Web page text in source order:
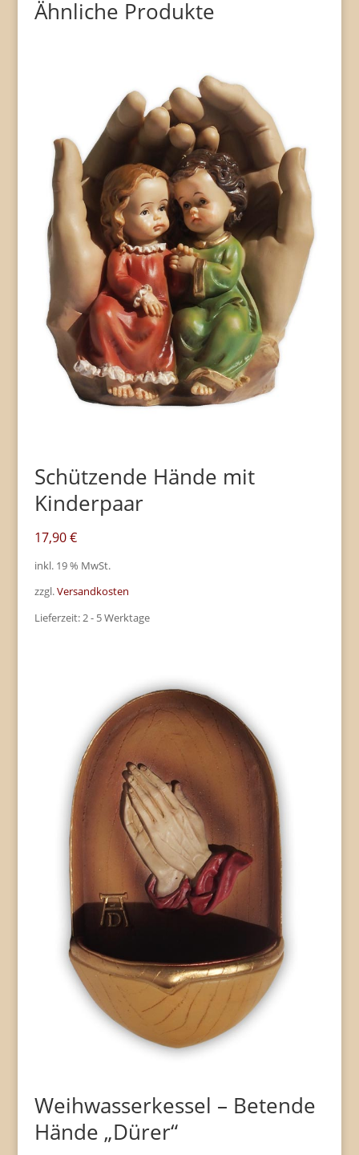
Ähnliche Produkte
Schützende Hände mit
Kinderpaar
17,90€
inkl. 19 % MwSt.
zzgl.Versandkosten
Lieferzeit:2 - 5 Werktage
Weihwasserkessel – Betende
Hände „Dürer“